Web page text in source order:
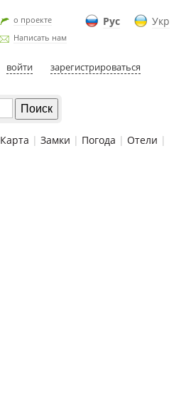
Рус Укр
о проекте
Написать нам
войти зарегистрироваться
Карта | Замки | Погода | Отели |